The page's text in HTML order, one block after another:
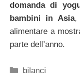
domanda di
bambini in Asia,
alimentare a
parte dell’anno.
Categorie
bilanci